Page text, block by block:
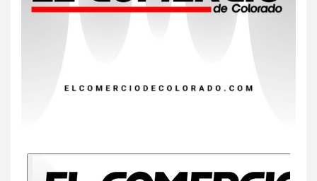
8 • ESTADOS UNIDOS HOGAR Y SALUD
EEUU este año que en 2025